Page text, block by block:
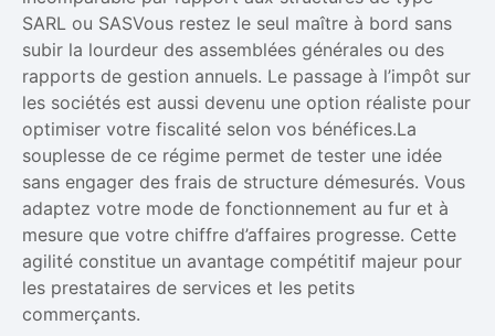
SARL ou SASVous restez le seul maître à bord sans
subir la lourdeur des assemblées générales ou des
rapports de gestion annuels. Le passage à l’impôt sur
les sociétés est aussi devenu une option réaliste pour
optimiser votre fiscalité selon vos bénéfices.La
souplesse de ce régime permet de tester une idée
sans engager des frais de structure démesurés. Vous
adaptez votre mode de fonctionnement au fur et à
mesure que votre chiffre d’affaires progresse. Cette
agilité constitue un avantage compétitif majeur pour
les prestataires de services et les petits
commerçants.